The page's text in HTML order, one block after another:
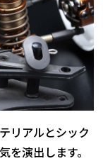
リアルとシック
演出します。